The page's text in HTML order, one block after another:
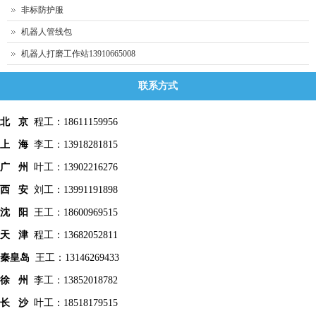
非标防护服
机器人管线包
机器人打磨工作站13910665008
联系方式
北 京 程工：18611159956
上 海 李工：13918281815
广 州 叶工：13902216276
西 安 刘工：13991191898
沈 阳 王工：18600969515
天 津 程工：13682052811
秦皇岛 王工：13146269433
徐 州 李工：13852018782
长 沙叶工：18518179515